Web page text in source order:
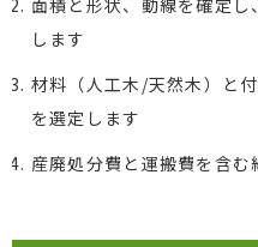
します
材料（人工木/天然木）と
を選定します
産廃処分費と運搬費を含む